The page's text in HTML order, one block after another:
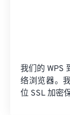
我们的 WPS
络浏览器。
位 SSL 加密